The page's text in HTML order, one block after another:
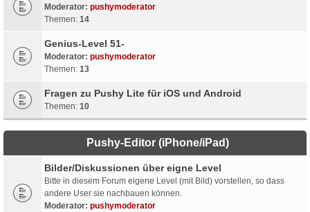
Moderator: pushymoderator
Themen: 14
Genius-Level 51-
Moderator: pushymoderator
Themen: 13
Fragen zu Pushy Lite für iOS und Android
Themen: 10
Pushy-Editor (iPhone/iPad)
Bilder/Diskussionen über eigne Level
Bitte in diesem Forum eigene Level (mit Bild) vorstellen, so dass
andere User sie nachbauen können.
Moderator: pushymoderator